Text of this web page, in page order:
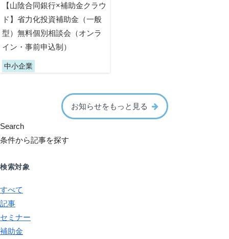
【山陰合同銀行×補助金クラウ
ド】省力化投資補助金（一般
型）無料個別相談会（オンラ
イン・事前申込制）
中小企業
お知らせをもっと見る
Search
条件から記事を探す
検索対象
すべて
記事
セミナー
補助金